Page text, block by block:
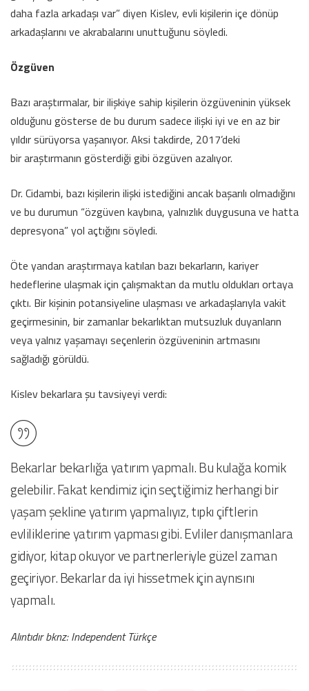
daha fazla arkadaşı var” diyen Kislev, evli kişilerin içe dönüp
arkadaşlarını ve akrabalarını unuttuğunu söyledi.
Özgüven
Bazı araştırmalar, bir ilişkiye sahip kişilerin özgüveninin yüksek
olduğunu gösterse de bu durum sadece ilişki iyi ve en az bir
yıldır sürüyorsa yaşanıyor. Aksi takdirde, 2017’deki
bir araştırmanın gösterdiği gibi özgüven azalıyor.
Dr. Cidambi, bazı kişilerin ilişki istediğini ancak başarılı olmadığını
ve bu durumun “özgüven kaybına, yalnızlık duygusuna ve hatta
depresyona” yol açtığını söyledi.
Öte yandan araştırmaya katılan bazı bekarların, kariyer
hedeflerine ulaşmak için çalışmaktan da mutlu oldukları ortaya
çıktı. Bir kişinin potansiyeline ulaşması ve arkadaşlarıyla vakit
geçirmesinin, bir zamanlar bekarlıktan mutsuzluk duyanların
veya yalnız yaşamayı seçenlerin özgüveninin artmasını
sağladığı görüldü.
Kislev bekarlara şu tavsiyeyi verdi:
Bekarlar bekarlığa yatırım yapmalı. Bu kulağa komik
gelebilir. Fakat kendimiz için seçtiğimiz herhangi bir
yaşam şekline yatırım yapmalıyız, tıpkı çiftlerin
evliliklerine yatırım yapması gibi. Evliler danışmanlara
gidiyor, kitap okuyor ve partnerleriyle güzel zaman
geçiriyor. Bekarlar da iyi hissetmek için aynısını
yapmalı.
Alıntıdır bknz: Independent Türkçe